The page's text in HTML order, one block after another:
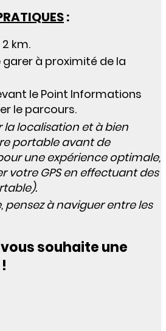
:
km.
garer à proximité de la
le Point Informations
le parcours.
la localisation et à bien
portable avant de
une expérience optimale,
votre GPS en effectuant des
pensez à naviguer entre les
souhaite une